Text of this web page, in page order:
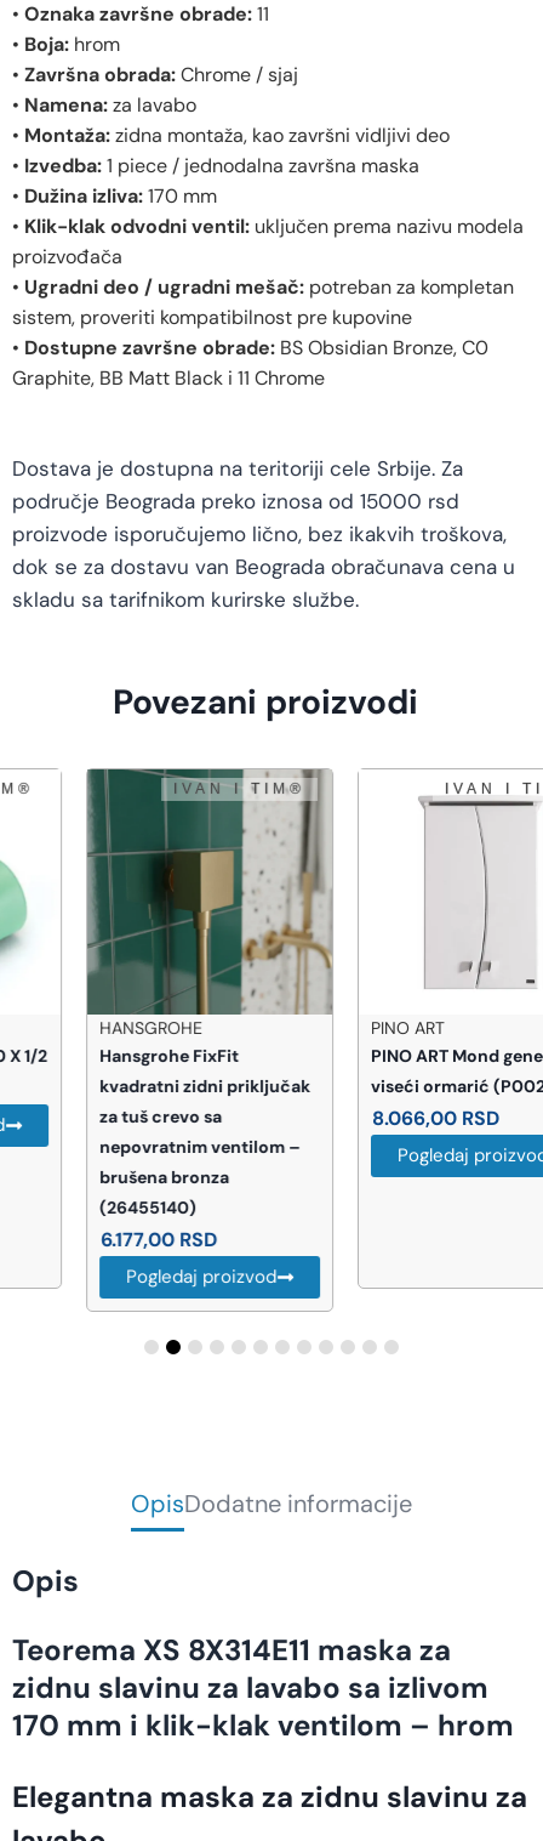
• Oznaka završne obrade:11
• Boja: hrom
• Završna obrada:Chrome / sjaj
• Namena:za lavabo
• Montaža:zidna montaža, kao završni vidljivi deo
• Izvedba:1 piece / jednodalna završna maska
• Dužina izliva:170 mm
• Klik-klak odvodni ventil: uključen prema nazivu modela
proizvođača
• Ugradni deo / ugradni mešač: potreban za kompletan
sistem, proveriti kompatibilnost pre kupovine
• Dostupne završne obrade: BS Obsidian Bronze, C0
Graphite, BB Matt Black i 11 Chrome
Dostava je dostupna na teritoriji cele Srbije. Za
područje Beograda preko iznosa od 15000 rsd
proizvode isporučujemo lično, bez ikakvih troškova,
dok se za dostavu van Beograda obračunava cena u
skladu sa tarifnikom kurirske službe.
Povezani proizvodi
HANSGROHE
Hansgrohe FixFit
kvadratni zidni priključak
za tuš crevo sa
nepovratnim ventilom –
brušena bronza
(26455140)
6.177,00RSD
Pogledaj proizvod
PINO ART Mond genel
viseći ormarić (P0023)
8.066,00RSD
Pogledaj proizvod
OpisDodatne informacije
Opis
Teorema XS 8X314E11 maska za
zidnu slavinu za lavabo sa izlivom
170 mm i klik-klak ventilom – hrom
Elegantna maska za zidnu slavinu za